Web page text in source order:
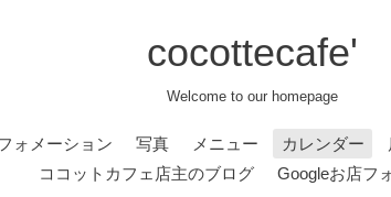
cocottecafe'
Welcome to our homepage
ォメーション 写真 メニュー カレンダー
ココットカフェ店主のブログ
Googleお店フ